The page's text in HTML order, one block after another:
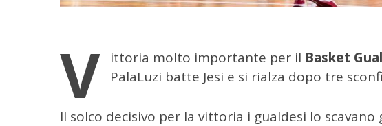
V ittoria molto importante per il Basket
PalaLuzi batte Jesi e si rialza dopo tre
Il solco decisivo per la vittoria i gualdesi lo